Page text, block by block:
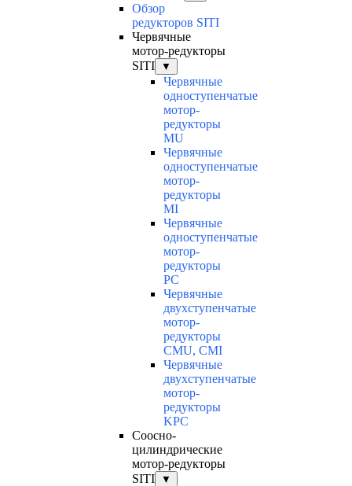
Обзор
редукторов SITI
Червячные
мотор-редукторы
SITI
▼
Червячные
одноступенчатые
мотор-
редукторы
MU
Червячные
одноступенчатые
мотор-
редукторы
MI
Червячные
одноступенчатые
мотор-
редукторы
PC
Червячные
двухступенчатые
мотор-
редукторы
CMU, CMI
Червячные
двухступенчатые
мотор-
редукторы
KPC
Соосно-
цилиндрические
мотор-редукторы
SITI
▼